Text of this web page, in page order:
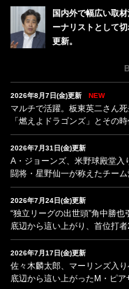
国内外で幅広い取
ーナリストとして
更新。
2026年8月7日(金)更新 NEW
マルチで活躍。板東英二さん死
「燃えよドラゴンズ」とその
2026年7月31日(金)更新
A・ジョーンズ、米野球殿堂入
闘将・星野仙一が称えたチーム
2026年7月24日(金)更新
“独立リーグの出世頭”角中勝也
底辺から這い上がり、首位打
2026年7月17日(金)更新
佐々木麟太郎、マーリンズ入り
底辺から這い上がったM・ピア